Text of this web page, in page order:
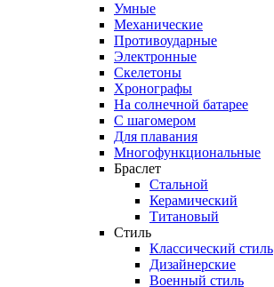
Умные
Механические
Противоударные
Электронные
Скелетоны
Хронографы
На солнечной батарее
С шагомером
Для плавания
Многофункциональные
Браслет
Стальной
Керамический
Титановый
Стиль
Классический стиль
Дизайнерские
Военный стиль